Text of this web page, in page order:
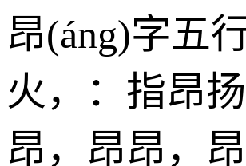
昂(áng)字五
火 ，：指昂
昂，昂昂，